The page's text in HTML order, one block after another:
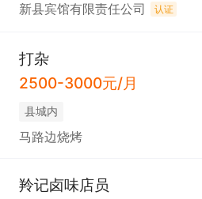
新县宾馆有限责任公司 认证
打杂
2500-3000元/月
县城内
马路边烧烤
羚记卤味店员